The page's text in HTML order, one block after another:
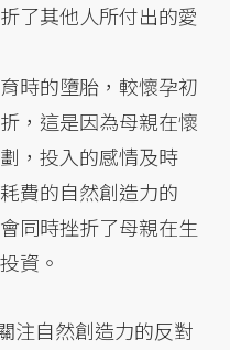
了其他人所付出的愛
時的墮胎，較懷孕初
，這是因為母親在懷
，投入的感情及時
費的自然創造力的
同時挫折了母親在生
資。
注自然創造力的反對